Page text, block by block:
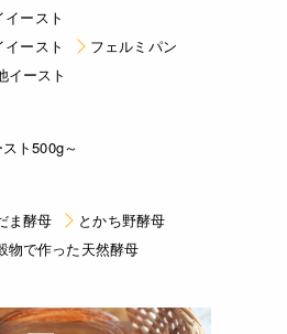
ースト
ースト
フェルミパン
イースト
ト500g～
ま酵母
とかち野酵母
物で作った天然酵母